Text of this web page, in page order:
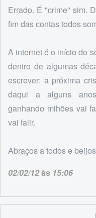
Errado. É "crime" sim.
fim das contas todos
A internet é o início do
dentro de algumas
escrever: a próxima
daqui a alguns
ganhando mihões vai
vai falir.
Abraços a todos e
02/02/12às 15:06